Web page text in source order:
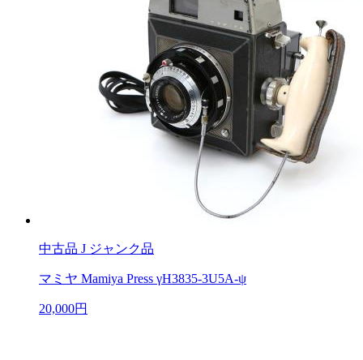
中古品 J ジャンク品
マミヤ Mamiya Press γH3835-3U5A-ψ
20,000円